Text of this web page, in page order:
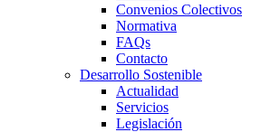
Convenios Colectivos
Normativa
FAQs
Contacto
Desarrollo Sostenible
Actualidad
Servicios
Legislación